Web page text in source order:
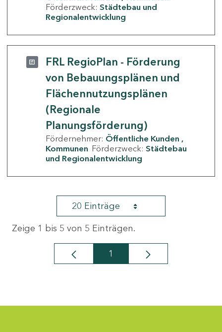
Förderzweck: Städtebau und
Regionalentwicklung
FRL RegioPlan - Förderung
von Bebauungsplänen und
Flächennutzungsplänen
(Regionale
Planungsförderung)
Fördernehmer: Öffentliche Kunden
Kommunen Förderzweck: Städtebau
und Regionalentwicklung
20 Einträge
Zeige 1 bis 5 von 5 Einträgen.
Seite
1